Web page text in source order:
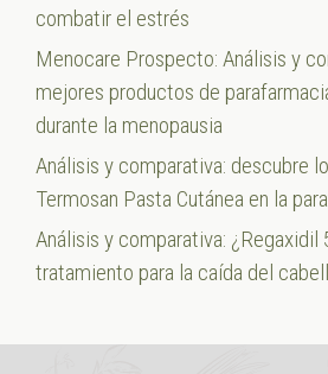
combatir el estrés
Menocare Prospecto: Análisis y
mejores productos de
durante la menopausia
Análisis y comparativa: descubre
Termosan Pasta Cutánea en la
Análisis y comparativa:
tratamiento para la caída del